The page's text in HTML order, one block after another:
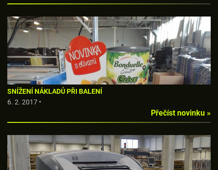
SNÍŽENÍ NÁKLADŮ PŘI BALENÍ
6. 2. 2017 •
Přečíst novinku »